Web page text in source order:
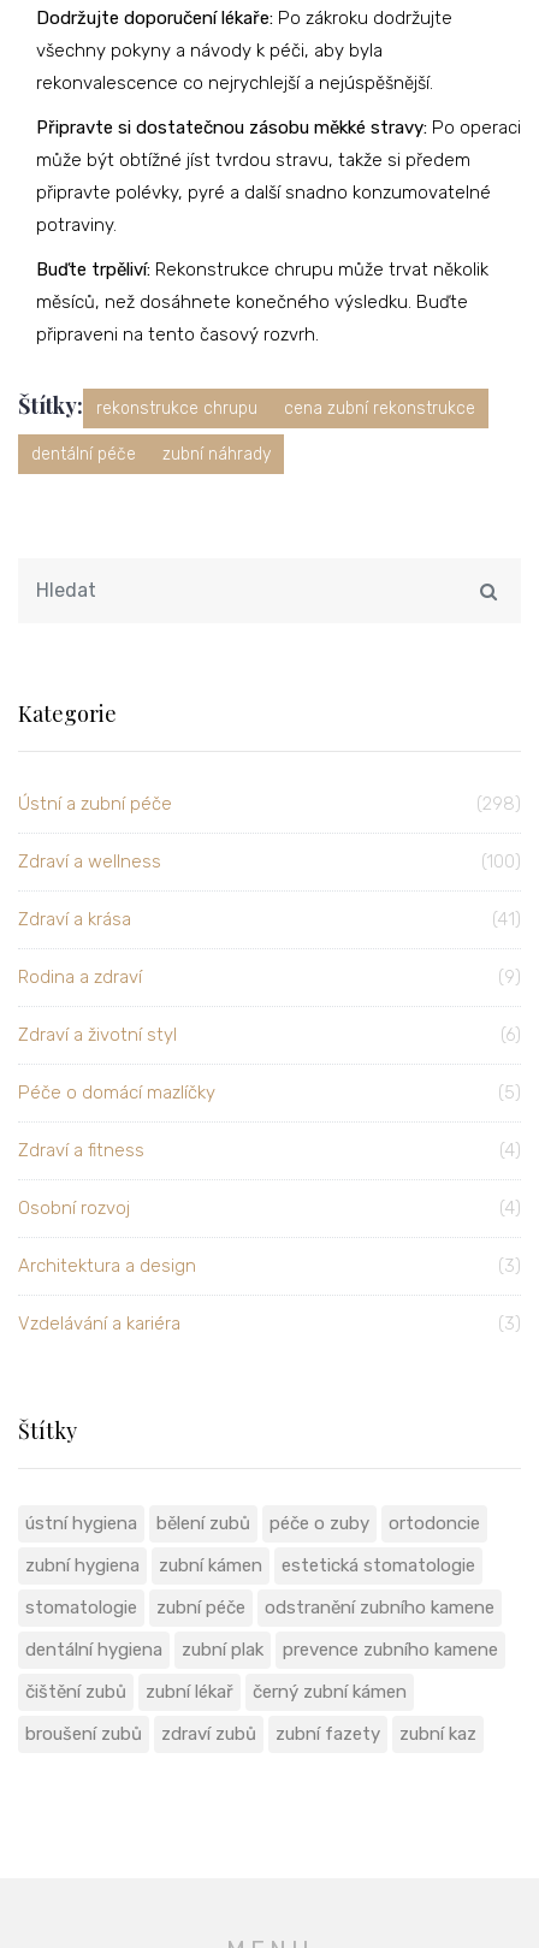
Dodržujte doporučení lékaře: Po zákroku dodržujte
všechny pokyny a návody k péči, aby byla
rekonvalescence co nejrychlejší a nejúspěšnější.
Připravte si dostatečnou zásobu měkké stravy: Po operaci
může být obtížné jíst tvrdou stravu, takže si předem
připravte polévky, pyré a další snadno konzumovatelné
potraviny.
Buďte trpěliví: Rekonstrukce chrupu může trvat několik
měsíců, než dosáhnete konečného výsledku. Buďte
připraveni na tento časový rozvrh.
Štítky: rekonstrukce chrupu cena zubní rekonstrukce
dentální péče zubní náhrady
Kategorie
Ústní a zubní péče (298)
Zdraví a wellness (100)
Zdraví a krása (41)
Rodina a zdraví (9)
Zdraví a životní styl (6)
Péče o domácí mazlíčky (5)
Zdraví a fitness (4)
Osobní rozvoj (4)
Architektura a design (3)
Vzdelávání a kariéra (3)
Štítky
ústní hygiena bělení zubů péče o zuby
ortodoncie
zubní hygiena
zubní kámen
estetická stomatologie
stomatologie
zubní péče
odstranění zubního kamene
dentální hygiena
zubní plak
prevence zubního kamene
čištění zubů
zubní lékař
černý zubní kámen
broušení zubů
zdraví zubů zubní fazety zubní kaz